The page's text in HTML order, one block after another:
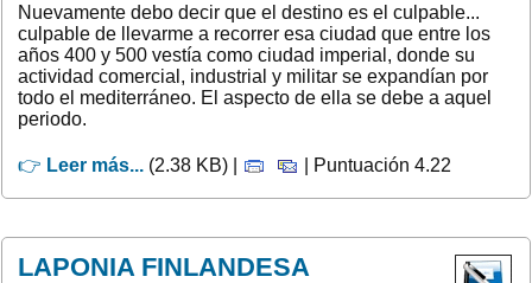
Nuevamente debo decir que el destino es el culpable...
culpable de llevarme a recorrer esa ciudad que entre los
años 400 y 500 vestía como ciudad imperial, donde su
actividad comercial, industrial y militar se expandían por
todo el mediterráneo. El aspecto de ella se debe a aquel
periodo.
👉 Leer más... (2.38 KB) | | Puntuación 4.22
LAPONIA FINLANDESA